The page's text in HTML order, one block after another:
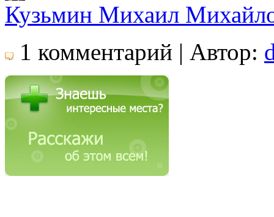
Кузьмин Михаил
1 комментарий | Автор: